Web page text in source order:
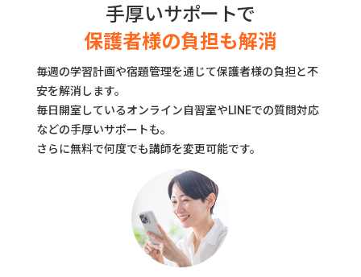
手厚いサポートで
保護者様の負担も解消
毎週の学習計画や宿題管理を通じて保護者様の負担と不
安を解消します。
毎日開室しているオンライン自習室やLINEでの質問対応
などの手厚いサポートも。
さらに無料で何度でも講師を変更可能です。